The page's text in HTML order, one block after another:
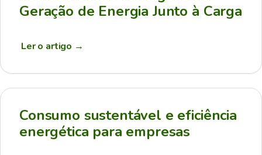
Geração de Energia Junto à Carga
Ler o artigo →
Consumo sustentável e eficiência
energética para empresas